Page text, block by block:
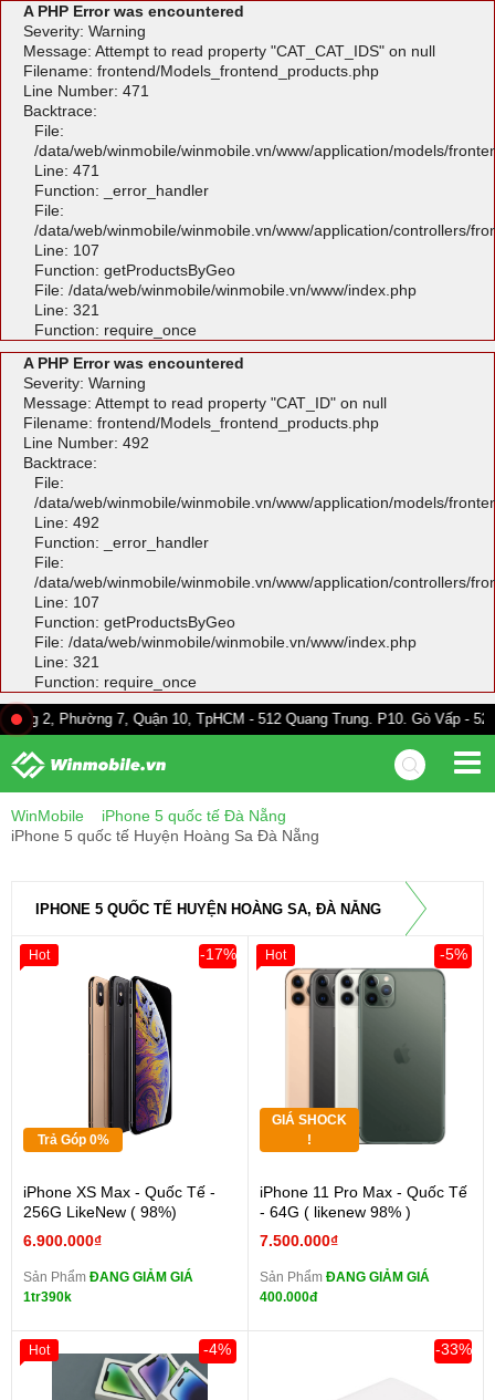
A PHP Error was encountered
Severity: Warning
Message: Attempt to read property "CAT_CAT_IDS" on null
Filename: frontend/Models_frontend_products.php
Line Number: 471
Backtrace:
File:
/data/web/winmobile/winmobile.vn/www/application/models/
Line: 471
Function: _error_handler
File:
/data/web/winmobile/winmobile.vn/www/application/controllers/
Line: 107
Function: getProductsByGeo
File: /data/web/winmobile/winmobile.vn/www/index.php
Line: 321
Function: require_once
A PHP Error was encountered
Severity: Warning
Message: Attempt to read property "CAT_ID" on null
Filename: frontend/Models_frontend_products.php
Line Number: 492
Backtrace:
File:
/data/web/winmobile/winmobile.vn/www/application/models/
Line: 492
Function: _error_handler
File:
/data/web/winmobile/winmobile.vn/www/application/controllers/
Line: 107
Function: getProductsByGeo
File: /data/web/winmobile/winmobile.vn/www/index.php
Line: 321
Function: require_once
7, Quận 10, TpHCM - 512 Quang Trung. P10. Gò Vấp - 528A Trường
WinMobile
iPhone 5 quốc tế Đà Nẵng
iPhone 5 quốc tế Huyện Hoàng Sa Đà Nẵng
IPHONE 5 QUỐC TẾ HUYỆN HOÀNG SA, ĐÀ NẴNG
Trả Góp 0%
iPhone XS Max - Quốc Tế -
256G LikeNew ( 98%)
6.900.000₫
-17%
Sản Phẩm ĐANG GIẢM GIÁ
1tr390k
Hot
GIÁ SHOCK
!
iPhone 11 Pro Max - Quốc Tế
- 64G ( likenew 98% )
7.500.000₫
-5%
Sản Phẩm ĐANG GIẢM GIÁ
400.000đ
Hot
-4%
Hot -33%